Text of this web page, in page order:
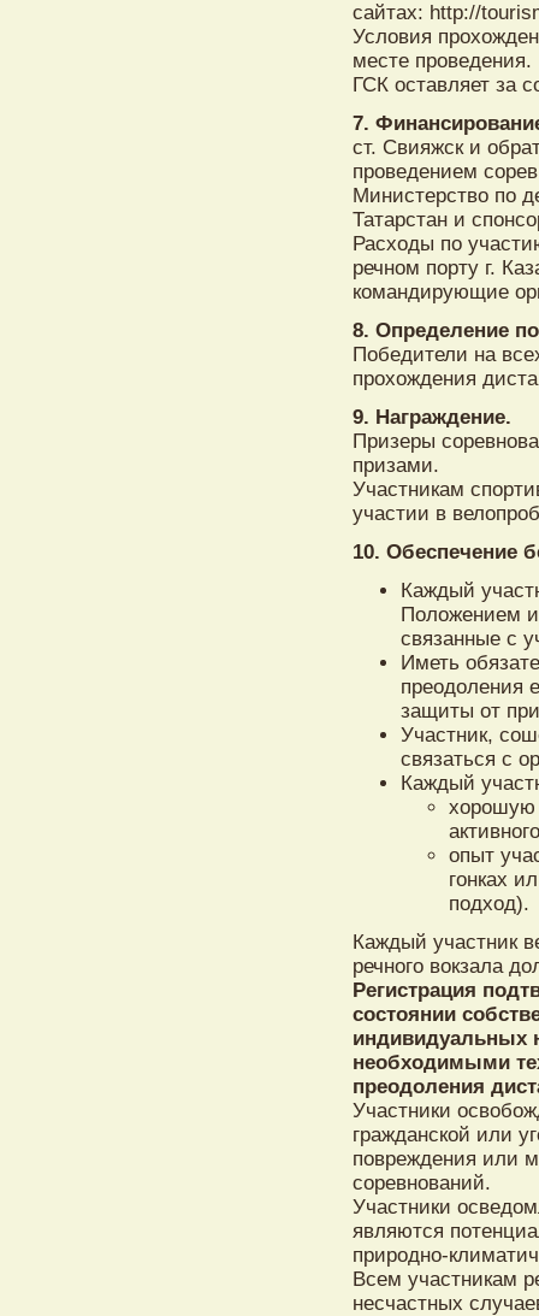
сайтах: http://
Условия
месте проведения.
ГСК оставляет за
7.
ст. Свияжск и
проведением
Министерство по
Татарстан и
Расходы по
речном порту г.
командирующие
8. Определение
Победители на
прохождения
9. Награждение.
Призеры
призами.
Участникам
участии в
10. Обеспечение
Каждый
Положением
связанные с
Иметь
преодоления
защиты от
Участник,
связаться с
Каждый
хорошую
опыт
гонках
подход).
Каждый участник
речного вокзала
Регистрация
состоянии
индивидуальных
необходимыми
преодоления
Участники
гражданской или
повреждения или
соревнований.
Участники
являются
природно-
Всем участникам
несчастных